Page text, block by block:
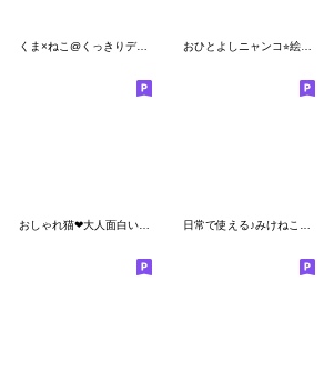
くま×ねこ@くっきりデカ文字敬語mix おひとよしニャンコ⭐︎絵文字
おしゃれ猫❤大人面白いゆるネクニャ絵文字 日常で使える♪みけねこ絵文字